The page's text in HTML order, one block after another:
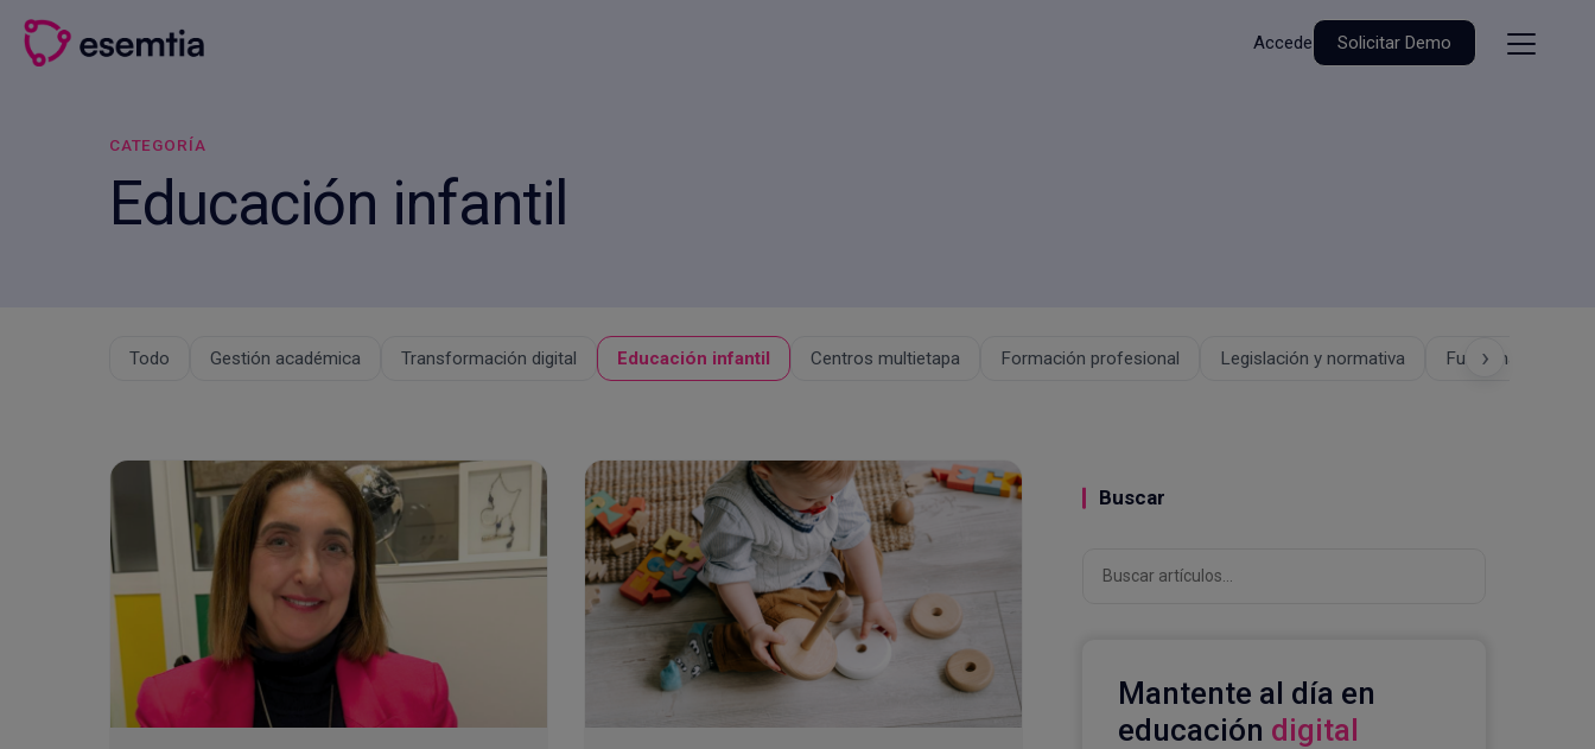
Saltar
contenido
Accede Solicitar Demo
CATEGORÍA
Educación infantil
Todo Gestión académica Transformación digital Educación infantil Centros multietapa Formación profesional Legislación y normativa Funcionalidades
›
Buscar
Mantente al día en
educación digital